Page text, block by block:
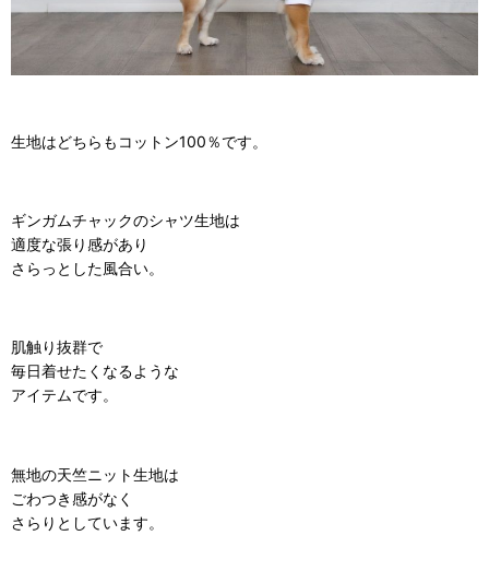
生地はどちらもコットン100％です。
ギンガムチャックのシャツ生地は
適度な張り感があり
さらっとした風合い。
肌触り抜群で
毎日着せたくなるような
アイテムです。
無地の天竺ニット生地は
ごわつき感がなく
さらりとしています。